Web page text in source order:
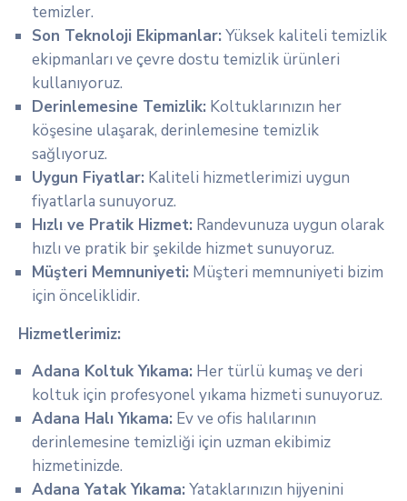
temizler.
Son Teknoloji Ekipmanlar: Yüksek kaliteli temizlik
ekipmanları ve çevre dostu temizlik ürünleri
kullanıyoruz.
Derinlemesine Temizlik: Koltuklarınızın her
köşesine ulaşarak, derinlemesine temizlik
sağlıyoruz.
Uygun Fiyatlar: Kaliteli hizmetlerimizi uygun
fiyatlarla sunuyoruz.
Hızlı ve Pratik Hizmet: Randevunuza uygun olarak
hızlı ve pratik bir şekilde hizmet sunuyoruz.
Müşteri Memnuniyeti: Müşteri memnuniyeti bizim
için önceliklidir.
Hizmetlerimiz:
Adana Koltuk Yıkama: Her türlü kumaş ve deri
koltuk için profesyonel yıkama hizmeti sunuyoruz.
Adana Halı Yıkama: Ev ve ofis halılarının
derinlemesine temizliği için uzman ekibimiz
hizmetinizde.
Adana Yatak Yıkama: Yataklarınızın hijyenini